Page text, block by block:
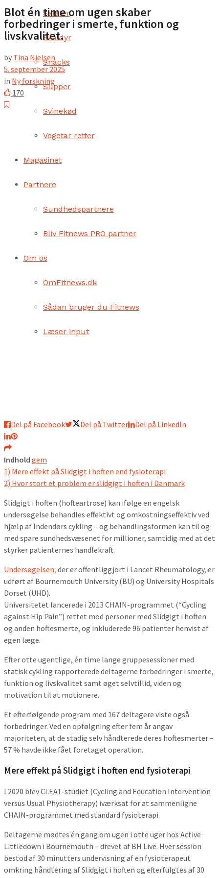
Salater
Skaldyr
Snacks
Supper
Svinekød
Vegetar retter
Magasinet
Partnere
Sundhedspartnere
Bliv Fitnews PRO partner
Om os
OmFitnews.dk
Sådan bruger du Fitnews
Læser input
Blot én time om ugen skaber
forbedringer i smerte, funktion og
livskvalitet.
by Tina Nielsen
5. september 2025
in Ny forskning
170
Del på Facebook Del på Twitter Del på LinkedIn
Indhold gem
1) Mere effekt på Slidgigt i hoften end fysioterapi
2) Hvor stort et problem er slidgigt i hoften i Danmark
Slidgigt i hoften (hofteartrose) kan ifølge en engelsk
undersøgelse behandles effektivt og omkostningseffektiv ved
hjælp af Indendørs cykling – og behandlingsformen kan til og
med spare sundhedsvæsenet for millioner, samtidig med at det
styrker patienternes handlekraft.
Undersøgelsen, der er offentliggjort i Lancet Rheumatology, er
udført af Bournemouth University (BU) og University Hospitals
Dorset (UHD).
Universitetet lancerede i 2013 CHAIN-programmet (“Cycling
against Hip Pain”) rettet mod personer med Slidgigt i hoften
og anden hoftesmerte, og inkluderede 96 patienter henvist af
egen læge.
Efter otte ugentlige, én time lange gruppesessioner med
statisk cykling rapporterede deltagerne forbedringer i smerte,
funktion og livskvalitet samt øget selvtillid, viden og
motivation til at motionere.
Et efterfølgende program med 167 deltagere viste også
forbedringer. Ved en opfølgning efter fem år angav
majoriteten, at de stadig selv håndterede deres hoftesmerter –
57 % havde ikke fået foretaget operation.
Mere effekt på Slidgigt i hoften end fysioterapi
I 2020 blev CLEAT-studiet (Cycling and Education Intervention
versus Usual Physiotherapy) iværksat for at sammenligne
CHAIN-programmet med standard fysioterapi.
Deltagerne mødtes én gang om ugen i otte uger hos Active
Littledown i Bournemouth – drevet af BH Live. Hver session
bestod af 30 minutters undervisning af en fysioterapeut
omkring håndtering af Slidgigt i hoften og efterfulgtes af 30